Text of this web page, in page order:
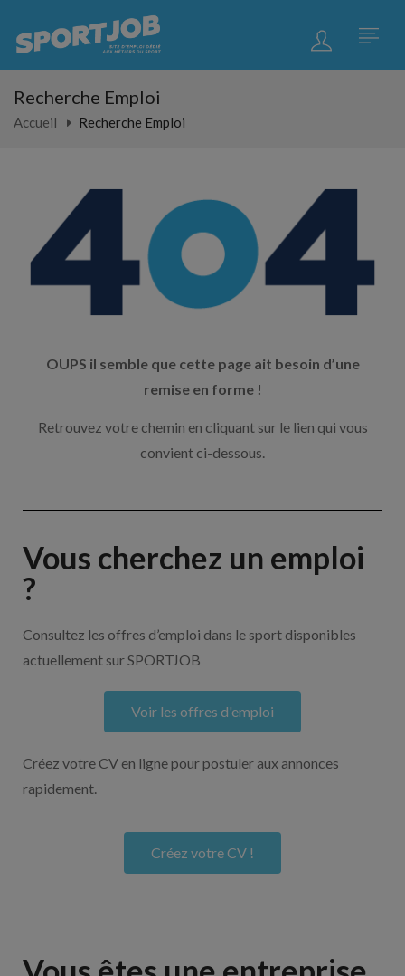
Recherche Emploi
Accueil Recherche Emploi
OUPS il semble que cette page ait besoin d’une
remise en forme !
Retrouvez votre chemin en cliquant sur le lien qui vous
convient ci-dessous.
Vous cherchez un emploi
?
Consultez les offres d’emploi dans le sport disponibles
actuellement sur SPORTJOB
Voir les offres d'emploi
Créez votre CV en ligne pour postuler aux annonces
rapidement.
Créez votre CV !